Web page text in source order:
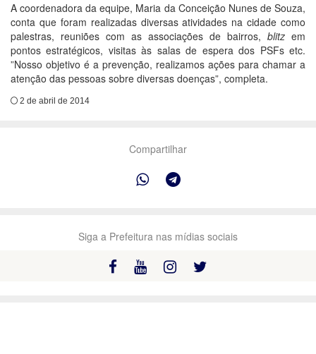
A coordenadora da equipe, Maria da Conceição Nunes de Souza,
conta que foram realizadas diversas atividades na cidade como
palestras, reuniões com as associações de bairros, blitz em
pontos estratégicos, visitas às salas de espera dos PSFs etc.
”Nosso objetivo é a prevenção, realizamos ações para chamar a
atenção das pessoas sobre diversas doenças”, completa.
2 de abril de 2014
Compartilhar
Siga a Prefeitura nas mídias sociais